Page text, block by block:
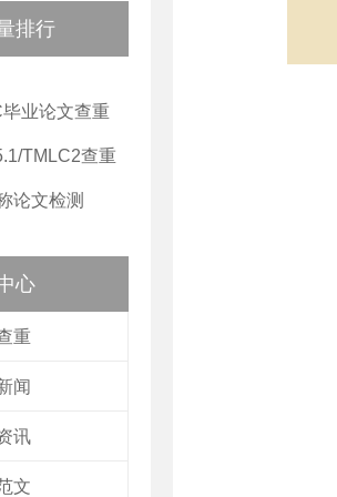
排行
业论文查重
TMLC2查重
论文检测
心
重
闻
讯
文